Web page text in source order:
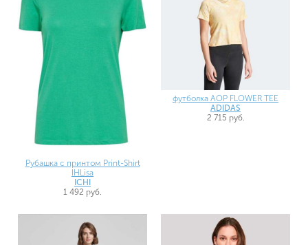
Рубашка с принтом Print-Shirt
IHLisa
ICHI
1 492 руб.
футболка AOP FLOWER TEE
ADIDAS
2 715 руб.